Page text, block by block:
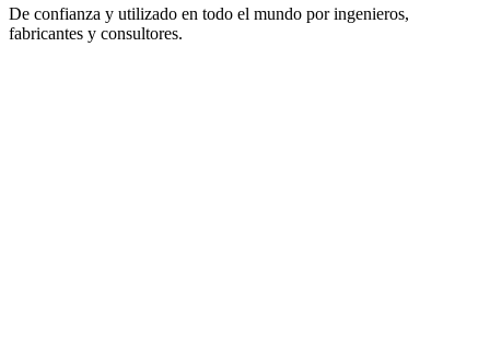
De confianza y utilizado en todo el mundo por ingenieros,
fabricantes y consultores.